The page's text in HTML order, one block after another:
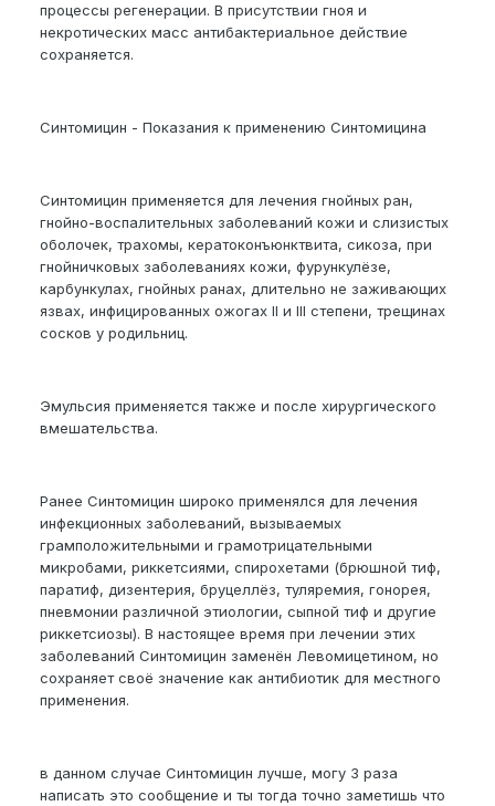
процессы регенерации. В присутствии гноя и
некротических масс антибактериальное действие
сохраняется.
Синтомицин - Показания к применению Синтомицина
Синтомицин применяется для лечения гнойных ран,
гнойно-воспалительных заболеваний кожи и слизистых
оболочек, трахомы, кератоконъюнктвита, сикоза, при
гнойничковых заболеваниях кожи, фурункулёзе,
карбункулах, гнойных ранах, длительно не заживающих
язвах, инфицированных ожогах II и III степени, трещинах
сосков у родильниц.
Эмульсия применяется также и после хирургического
вмешательства.
Ранее Синтомицин широко применялся для лечения
инфекционных заболеваний, вызываемых
грамположительными и грамотрицательными
микробами, риккетсиями, спирохетами (брюшной тиф,
паратиф, дизентерия, бруцеллёз, туляремия, гонорея,
пневмонии различной этиологии, сыпной тиф и другие
риккетсиозы). В настоящее время при лечении этих
заболеваний Синтомицин заменён Левомицетином, но
сохраняет своё значение как антибиотик для местного
применения.
в данном случае Синтомицин лучше, могу 3 раза
написать это сообщение и ты тогда точно заметишь что